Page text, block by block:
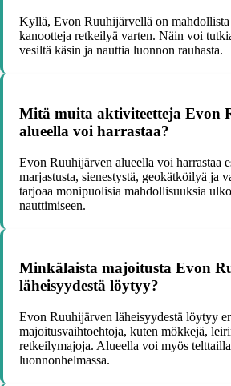
Kyllä, Evon Ruuhijärvellä on mahdollista
kanootteja retkeilyä varten. Näin voi
vesiltä käsin ja nauttia luonnon rauhasta.
Mitä muita aktiviteetteja Evon
alueella voi harrastaa?
Evon Ruuhijärven alueella voi harrastaa
marjastusta, sienestystä, geokätköilyä ja
tarjoaa monipuolisia mahdollisuuksia
nauttimiseen.
Minkälaista majoitusta Evon
läheisyydestä löytyy?
Evon Ruuhijärven läheisyydestä löytyy
majoitusvaihtoehtoja, kuten mökkejä,
retkeilymajoja. Alueella voi myös
luonnonhelmassa.